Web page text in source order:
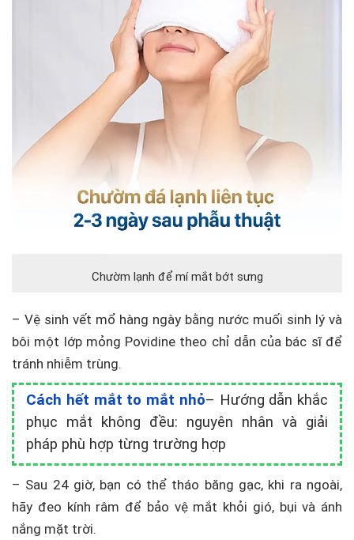
Chườm lạnh để mí mắt bớt sưng
– Vệ sinh vết mổ hàng ngày bằng nước muối sinh lý và
bôi một lớp mỏng Povidine theo chỉ dẫn của bác sĩ để
tránh nhiễm trùng.
Cách hết mắt to mắt nhỏ– Hướng dẫn khắc
phục mắt không đều: nguyên nhân và giải
pháp phù hợp từng trường hợp
– Sau 24 giờ, bạn có thể tháo băng gạc, khi ra ngoài,
hãy đeo kính râm để bảo vệ mắt khỏi gió, bụi và ánh
nắng mặt trời.